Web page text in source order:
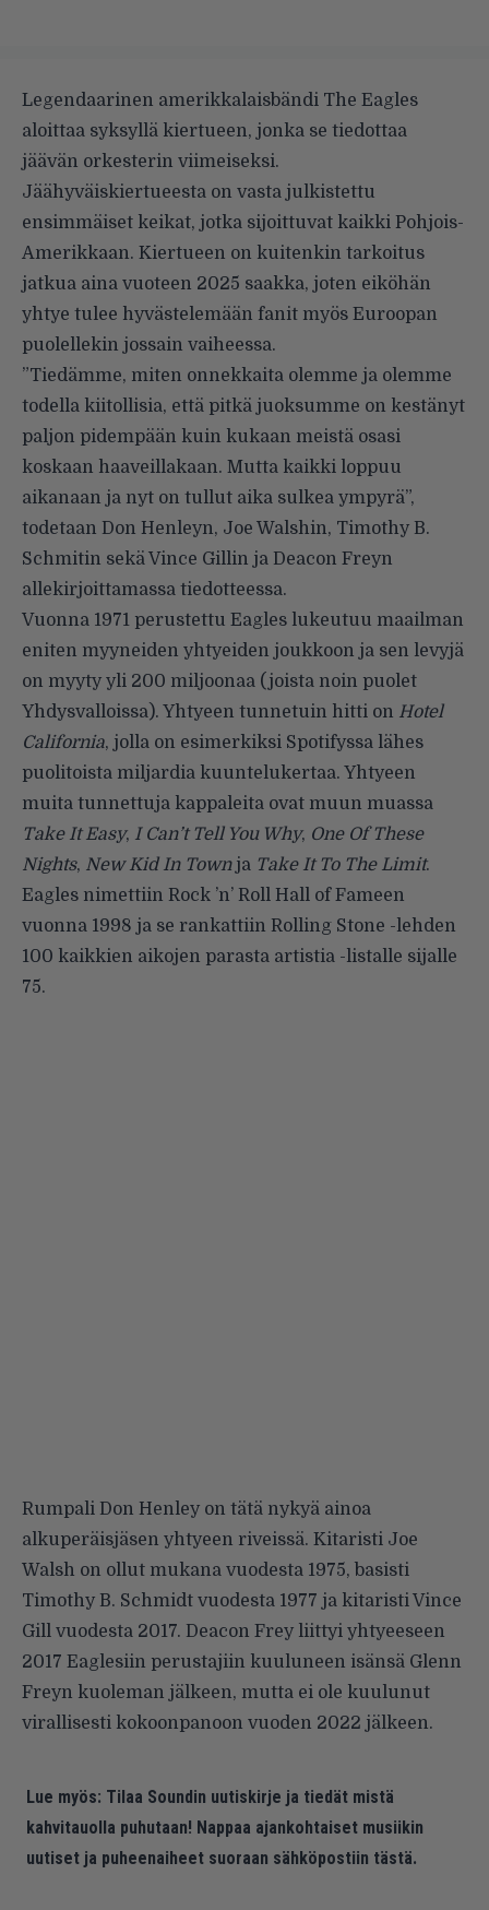
Legendaarinen amerikkalaisbändi The Eagles
aloittaa syksyllä kiertueen, jonka se tiedottaa
jäävän orkesterin viimeiseksi.
Jäähyväiskiertueesta on vasta julkistettu
ensimmäiset keikat, jotka sijoittuvat kaikki Pohjois-
Amerikkaan. Kiertueen on kuitenkin tarkoitus
jatkua aina vuoteen 2025 saakka, joten eiköhän
yhtye tulee hyvästelemään fanit myös Euroopan
puolellekin jossain vaiheessa.
”Tiedämme, miten onnekkaita olemme ja olemme
todella kiitollisia, että pitkä juoksumme on kestänyt
paljon pidempään kuin kukaan meistä osasi
koskaan haaveillakaan. Mutta kaikki loppuu
aikanaan ja nyt on tullut aika sulkea ympyrä”,
todetaan Don Henleyn, Joe Walshin, Timothy B.
Schmitin sekä Vince Gillin ja Deacon Freyn
allekirjoittamassa tiedotteessa.
Vuonna 1971 perustettu Eagles lukeutuu maailman
eniten myyneiden yhtyeiden joukkoon ja sen levyjä
on myyty yli 200 miljoonaa (joista noin puolet
Yhdysvalloissa). Yhtyeen tunnetuin hitti on Hotel
California, jolla on esimerkiksi Spotifyssa lähes
puolitoista miljardia kuuntelukertaa. Yhtyeen
muita tunnettuja kappaleita ovat muun muassa
Take It Easy, I Can’t Tell You Why, One Of These
Nights, New Kid In Townja Take It To The Limit.
Eagles nimettiin Rock ’n’ Roll Hall of Fameen
vuonna 1998 ja se rankattiin Rolling Stone -lehden
100 kaikkien aikojen parasta artistia -listalle sijalle
75.
Rumpali Don Henley on tätä nykyä ainoa
alkuperäisjäsen yhtyeen riveissä. Kitaristi Joe
Walsh on ollut mukana vuodesta 1975, basisti
Timothy B. Schmidt vuodesta 1977 ja kitaristi Vince
Gill vuodesta 2017. Deacon Frey liittyi yhtyeeseen
2017 Eaglesiin perustajiin kuuluneen isänsä Glenn
Freyn kuoleman jälkeen, mutta ei ole kuulunut
virallisesti kokoonpanoon vuoden 2022 jälkeen.
Lue myös: Tilaa Soundin uutiskirje ja tiedät mistä
kahvitauolla puhutaan! Nappaa ajankohtaiset musiikin
uutiset ja puheenaiheet suoraan sähköpostiin tästä.